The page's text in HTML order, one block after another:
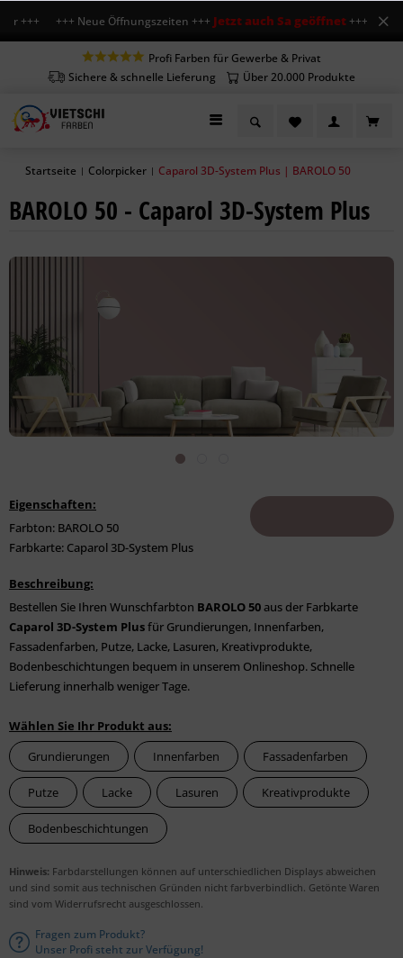
+++ +++ Neue Öffnungszeiten +++Jetzt auch Sa geöffnet+++ Mo-Fr 7-
Profi Farben für Gewerbe & Privat
Sichere & schnelle Lieferung
Über 20.000 Produkte
Startseite | Colorpicker | Caparol 3D-System Plus | BAROLO 50
BAROLO 50 - Caparol 3D-System Plus
Eigenschaften:
Farbton: BAROLO 50
Farbkarte: Caparol 3D-System Plus
Beschreibung:
Bestellen Sie Ihren Wunschfarbton BAROLO 50aus der Farbkarte
Caparol 3D-System Plusfür Grundierungen, Innenfarben,
Fassadenfarben, Putze, Lacke, Lasuren, Kreativprodukte,
Bodenbeschichtungen bequem in unserem Onlineshop. Schnelle
Lieferung innerhalb weniger Tage.
Wählen Sie Ihr Produkt aus:
Grundierungen
Innenfarben Fassadenfarben
Putze Lacke Lasuren Kreativprodukte
Bodenbeschichtungen
Hinweis: Farbdarstellungen können auf unterschiedlichen Displays abweichen
und sind somit aus technischen Gründen nicht farbverbindlich. Getönte Waren
sind vom Widerrufsrecht ausgeschlossen.
Fragen zum Produkt?
Unser Profi steht zur Verfügung!